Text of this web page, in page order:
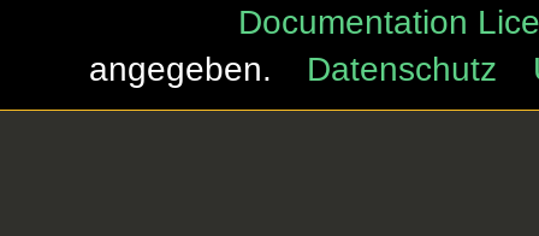
Documentation
angegeben.
Datenschutz